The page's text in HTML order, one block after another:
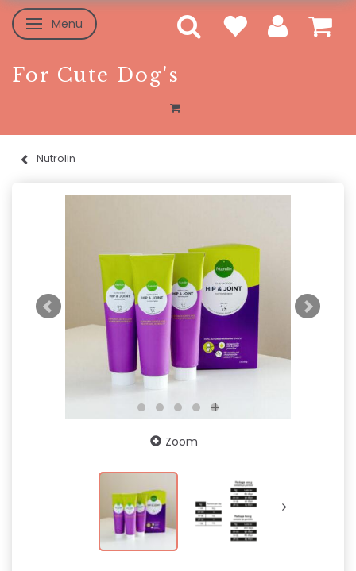
Toggle navigation
Menu
For Cute Dog's
Nutrolin
Zoom